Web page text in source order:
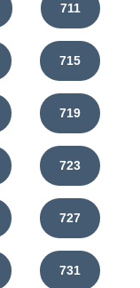
711
715
719
723
727
731